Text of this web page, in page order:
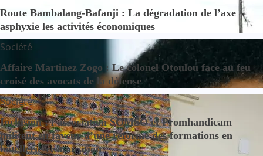
Route Bambalang-Bafanji : La dégradation de l’axe
asphyxie les activités économiques
Société
Affaire Martinez Zogo : Le colonel Otoulou face au feu
croisé des avocats de la défense
Société
Inclusion : l’association SOMSO et Promhandicam
militent en faveur d’une réforme des formations en
hôtellerie-restauration